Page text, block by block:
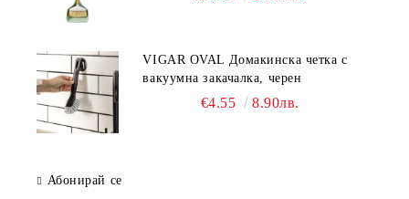
VIGAR OVAL Домакинска четка с
вакуумна закачалка, черен
€4.55 8.90лв.
Абонирай се